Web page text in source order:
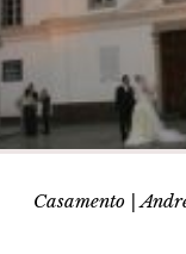
Casamento |